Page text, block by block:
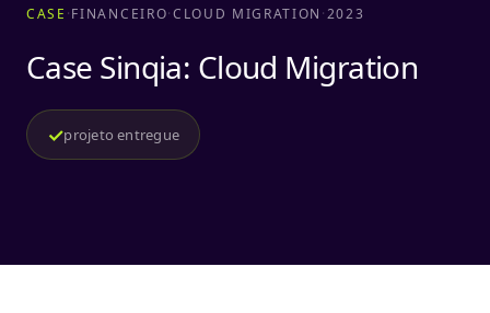
CASE FINANCEIRO CLOUD MIGRATION 2023
Case Sinqia: Cloud Migration
✓projeto entregue